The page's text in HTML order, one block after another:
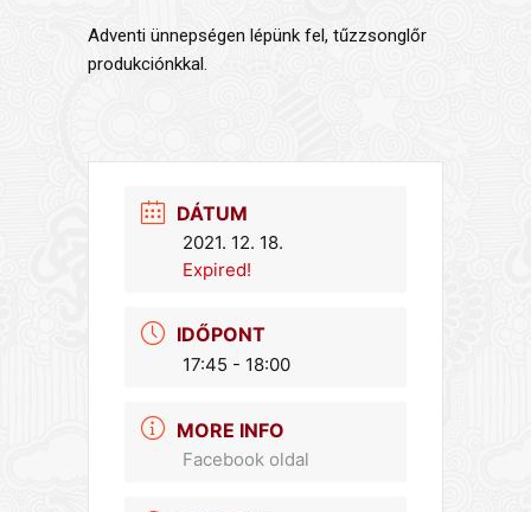
Adventi ünnepségen lépünk fel, tűzzsonglőr
produkciónkkal.
DÁTUM
2021. 12. 18.
Expired!
IDŐPONT
17:45 - 18:00
MORE INFO
Facebook oldal